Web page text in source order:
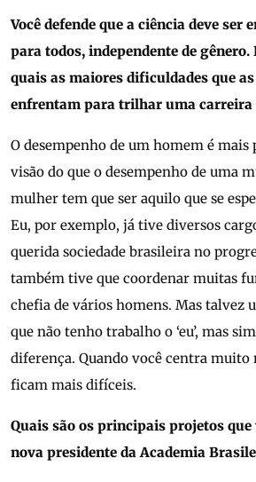
Você defende que a ciência deve ser
para todos, independente de
quais as maiores dificuldades que
enfrentam para trilhar uma carreira
O desempenho de um homem é
visão do que o desempenho de uma
mulher tem que ser aquilo que se
Eu, por exemplo, já tive diversos
querida sociedade brasileira no
também tive que coordenar muitas
chefia de vários homens. Mas talvez
que não tenho trabalho o ‘eu’, mas sim
diferença. Quando você centra muito
ficam mais difíceis.
Quais são os principais projetos que
nova presidente da Academia